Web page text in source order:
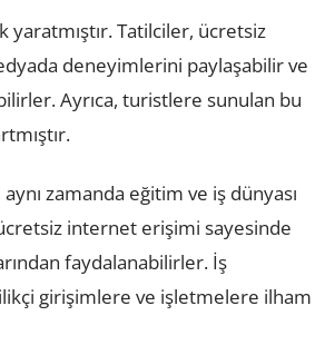
Tatilciler, ücretsiz
deneyimlerini paylaşabilir ve
Ayrıca, turistlere sunulan bu
zamanda eğitim ve iş dünyası
internet erişimi sayesinde
faydalanabilirler. İş
girişimlere ve işletmelere ilham